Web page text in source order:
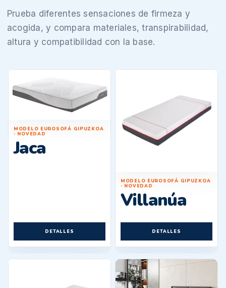
Prueba diferentes sensaciones de firmeza y
acogida, y compara materiales, transpirabilidad,
altura y compatibilidad con la base.
MODELO EUROSOFÁ GIPUZKOA
· NOVEDAD
Jaca
DETALLES
MODELO EUROSOFÁ GIPUZKOA
· NOVEDAD
Villanúa
DETALLES